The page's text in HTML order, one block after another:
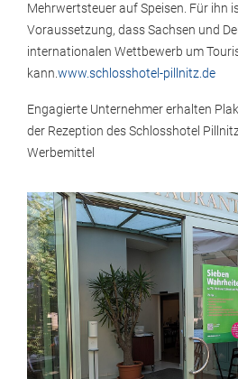
Mehrwertsteuer auf Speisen. Für ihn
Voraussetzung, dass Sachsen und
internationalen Wettbewerb um
kann. www.schlosshotel-pillnitz.de
Engagierte Unternehmer erhalten
der Rezeption des Schlosshotel
Werbemittel